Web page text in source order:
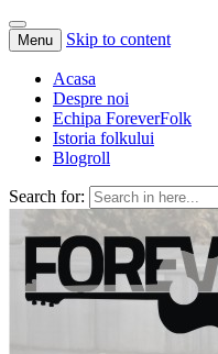
Menu Skip to content
Acasa
Despre noi
Echipa ForeverFolk
Istoria folkului
Blogroll
Search for:
ForeverFolk
Muzica sufletului tau